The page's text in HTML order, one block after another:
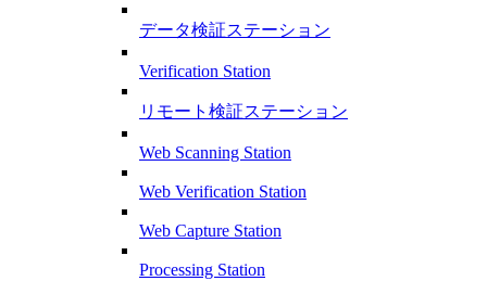
データ検証ステーション
Verification Station
リモート検証ステーション
Web Scanning Station
Web Verification Station
Web Capture Station
Processing Station